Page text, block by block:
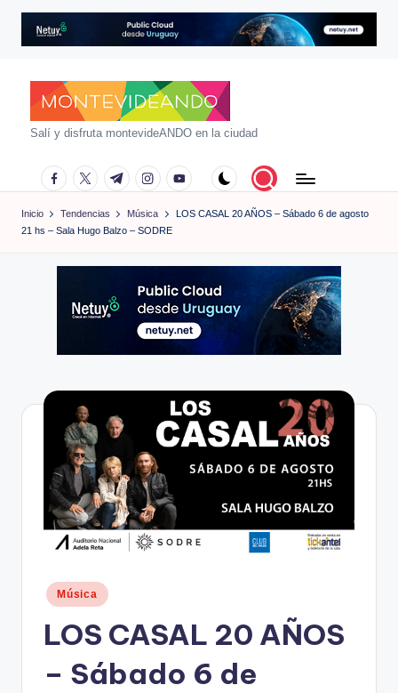
m
n
t
n
Salí y disfruta montevideANDO en la ciudad
facebook.com
twitter.com
t.me instagram.com
youtube.com
Inicio Tendencias Música
LOS CASAL 20 AÑOS – Sábado 6 de agosto
21 hs – Sala Hugo Balzo – SODRE
Publicado
en
Música
LOS CASAL 20 AÑOS
– Sábado 6 de